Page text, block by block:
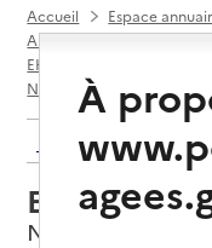
Accueil
Espace
Annuaire EHPAD et
EHPAD par département
Neurey-lès-la-Demie
Retour aux
EHPAD
Neurey-lès-la-
À